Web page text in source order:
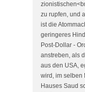
zu rupfen, und
ist die
geringeres
Post-Dollar -
anstreben, als
aus den USA,
wird, im selben
Hauses Saud